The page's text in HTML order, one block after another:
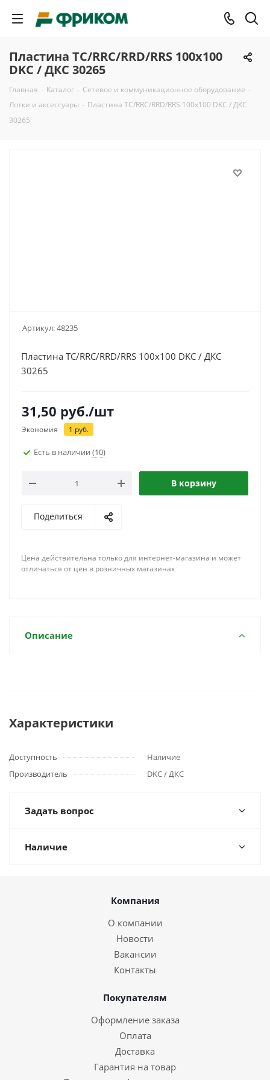
Пластина TC/RRC/RRD/RRS 100х100
DKC / ДКС 30265
Главная - Каталог - Сетевое и коммуникационное оборудование -
Лотки и аксессуары - Пластина TC/RRC/RRD/RRS 100х100 DKC / ДКС
30265
Артикул:48235
Пластина TC/RRC/RRD/RRS 100х100 DKC / ДКС
30265
31,50 руб./шт
Экономия 1 руб.
Есть в наличии (10)
В корзину
Поделиться
Цена действительна только для интернет-магазина и может
отличаться от цен в розничных магазинах
Описание
Характеристики
Доступность
Наличие
Производитель
DKC / ДКС
Задать вопрос
Наличие
Компания
О компании
Новости
Вакансии
Контакты
Покупателям
Оформление заказа
Оплата
Доставка
Гарантия на товар